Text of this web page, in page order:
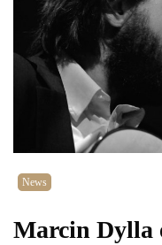
News
Marcin Dylla